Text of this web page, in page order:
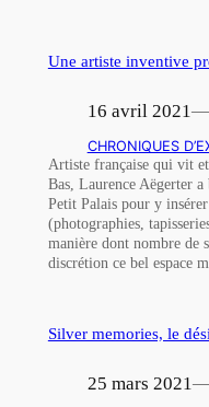
Une artiste inventive
16 avril 2021—
CHRONIQUES
Artiste française qui vit
Bas, Laurence Aëgerter
Petit Palais pour y
(photographies,
manière dont nombre de
discrétion ce bel espace
Silver memories, le
25 mars 2021